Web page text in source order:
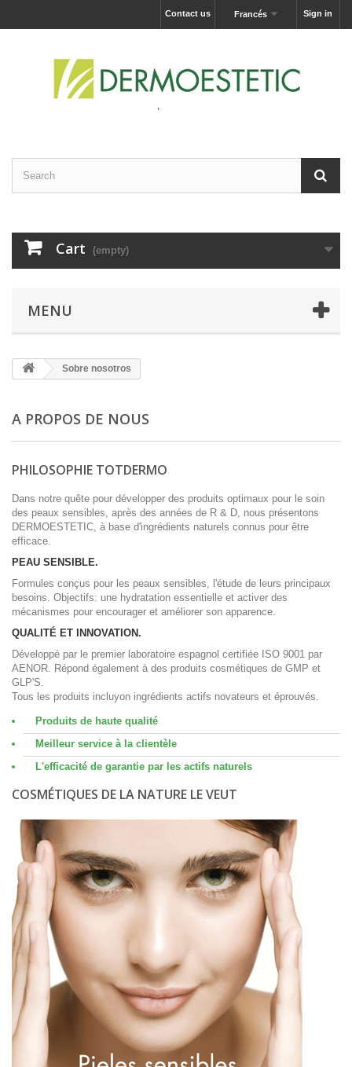
Sign in
Francés
Contact us
Cart (empty)
MENU
Sobre nosotros
A PROPOS DE NOUS
PHILOSOPHIE TOTDERMO
Dans notre quête pour développer des produits optimaux pour le soin
des peaux sensibles, après des années de R & D, nous présentons
DERMOESTETIC, à base d'ingrédients naturels connus pour être
efficace.
PEAU SENSIBLE.
Formules conçus pour les peaux sensibles, l'étude de leurs principaux
besoins. Objectifs: une hydratation essentielle et activer des
mécanismes pour encourager et améliorer son apparence.
QUALITÉ ET INNOVATION.
Développé par le premier laboratoire espagnol certifiée ISO 9001 par
AENOR. Répond également à des produits cosmétiques de GMP et
GLP'S.
Tous les produits incluyon ingrédients actifs novateurs et éprouvés.
Produits de haute qualité
Meilleur service à la clientèle
L'efficacité de garantie par les actifs naturels
COSMÉTIQUES DE LA NATURE LE VEUT